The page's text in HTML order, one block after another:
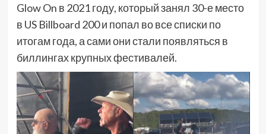
Glow On в 2021 году, который занял 30-е место
в US Billboard 200 и попал во все списки по
итогам года, а сами они стали появляться в
биллингах крупных фестивалей.